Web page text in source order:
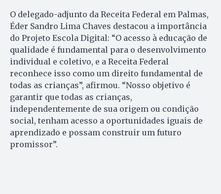
O delegado-adjunto da Receita Federal em Palmas,
Éder Sandro Lima Chaves destacou a importância
do Projeto Escola Digital: “O acesso à educação de
qualidade é fundamental para o desenvolvimento
individual e coletivo, e a Receita Federal
reconhece isso como um direito fundamental de
todas as crianças”, afirmou. “Nosso objetivo é
garantir que todas as crianças,
independentemente de sua origem ou condição
social, tenham acesso a oportunidades iguais de
aprendizado e possam construir um futuro
promissor”.